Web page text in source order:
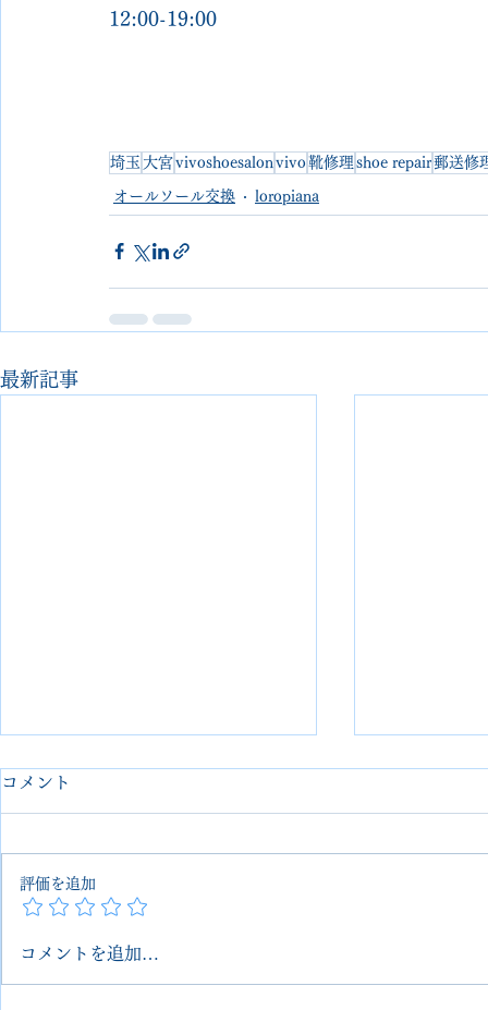
12:00-19:00
埼玉 大宮vivoshoesalon vivo靴修理 shoe repair郵送修
オールソール交換 loropiana
最新記事
【埼玉 大宮】LoroPiana サマ
コメント
評価を追加
コメントを追加…